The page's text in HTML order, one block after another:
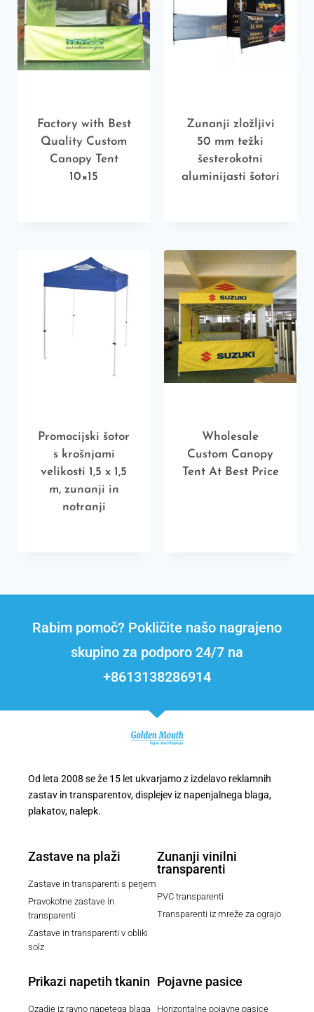
Factory with Best
Quality Custom
Canopy Tent
10×15
Zunanji zložljivi
50 mm težki
šesterokotni
aluminijasti šotori
Promocijski šotor
s krošnjami
velikosti 1,5 x 1,5
m, zunanji in
notranji
Wholesale
Custom Canopy
Tent At Best Price
Rabim pomoč? Pokličite našo nagrajeno
skupino za podporo 24/7 na
+8613138286914
Od leta 2008 se že 15 let ukvarjamo z izdelavo reklamnih
zastav in transparentov, displejev iz napenjalnega blaga,
plakatov, nalepk.
Zastave na plaži
Zastave in transparenti s perjem
Pravokotne zastave in
transparenti
Zastave in transparenti v obliki
solz
Zunanji vinilni
transparenti
PVC transparenti
Transparenti iz mreže za ograjo
Prikazi napetih tkanin
Ozadje iz ravno napetega blaga
Pojavne pasice
Horizontalne pojavne pasice